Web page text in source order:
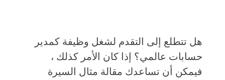
هل تتطلع إلى التقدم لشغل وظيفة كمدير
حسابات عالمي؟ إذا كان الأمر كذلك ،
فيمكن أن تساعدك مقالة مثال السيرة